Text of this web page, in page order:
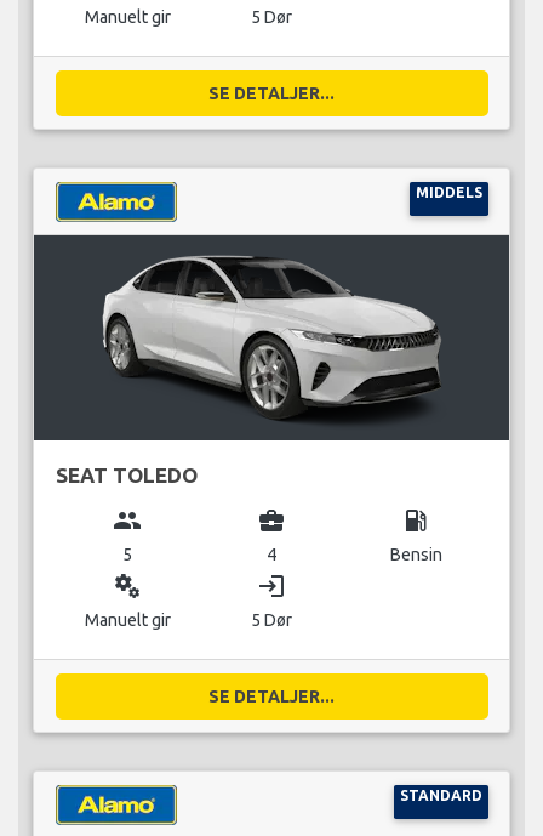
Manuelt gir 5 Dør
SE DETALJER...
MIDDELS
SEAT TOLEDO
group
5
business_center
4
local_gas_station
Bensin
miscellaneous_services
Manuelt gir
login
5 Dør
SE DETALJER...
STANDARD